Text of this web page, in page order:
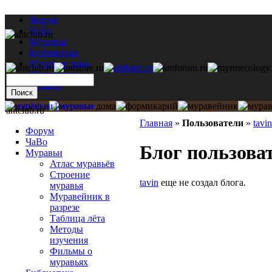
Форум
ЧаВо
Муравьи
Библиотека
Муравьи дома
Мастерская
Каталог
Главная » Пользователи » tavin
Блог
tavin еще не создал блога.
antclub.ru
Форум
ЧаВо
Муравьи
Атлас муравьёв
Строение
муравья
Муравейник в
разрезе
Таблица лёта
Методы
изучения
Фильмы о
муравьях